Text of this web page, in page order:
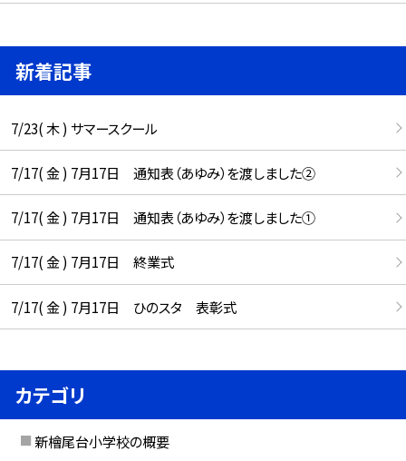
新着記事
7/23( 木 ) サマースクール
7/17( 金 ) 7月17日 通知表（あゆみ）を渡しました②
7/17( 金 ) 7月17日 通知表（あゆみ）を渡しました①
7/17( 金 ) 7月17日 終業式
7/17( 金 ) 7月17日 ひのスタ 表彰式
カテゴリ
新檜尾台小学校の概要